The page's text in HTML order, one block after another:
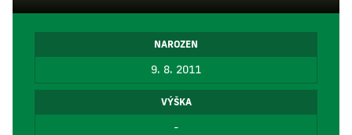
NAROZEN
9. 8. 2011
VÝŠKA
-